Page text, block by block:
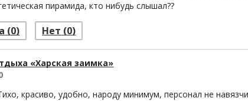
пирамида, кто нибудь слышал??
(0) Нет (0)
«Харская заимка»
красиво, удобно, народу минимум, персонал не